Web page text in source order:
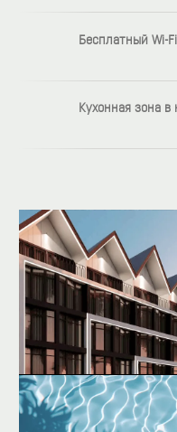
Бесплатный Wi-Fi
Кухонная зона в